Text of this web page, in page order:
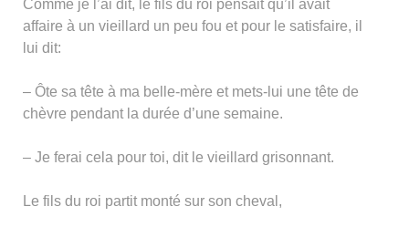
Comme je l’ai dit, le fils du roi pensait qu’il avait
affaire à un vieillard un peu fou et pour le satisfaire, il
lui dit:
– Ôte sa tête à ma belle-mère et mets-lui une tête de
chèvre pendant la durée d’une semaine.
– Je ferai cela pour toi, dit le vieillard grisonnant.
Le fils du roi partit monté sur son cheval,